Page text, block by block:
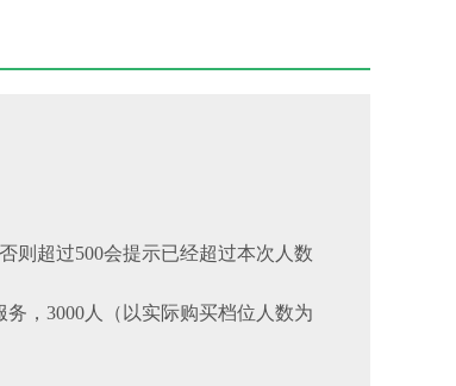
则超过500会提示已经超过本次人数
，3000人（以实际购买档位人数为